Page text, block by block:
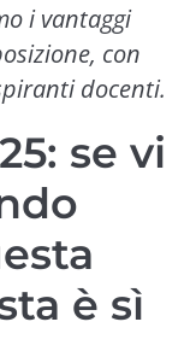
i vantaggi
con
docenti.
se vi
è sì